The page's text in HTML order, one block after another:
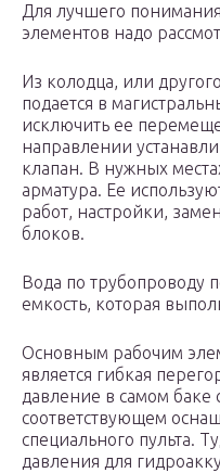
Для лучшего
элементов надо
Из колодца, или
подается в
исключить ее
направлении
клапан. В нужных
арматура. Ее
работ, настройки,
блоков.
Вода по трубопроводу
емкость, которая
Основным рабочим
является гибкая
давление в самом баке
соответствующем
специального пульта.
давления для